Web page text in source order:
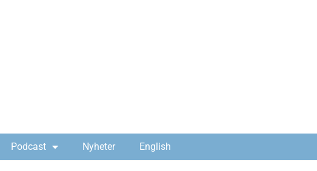
Podcast Nyheter English